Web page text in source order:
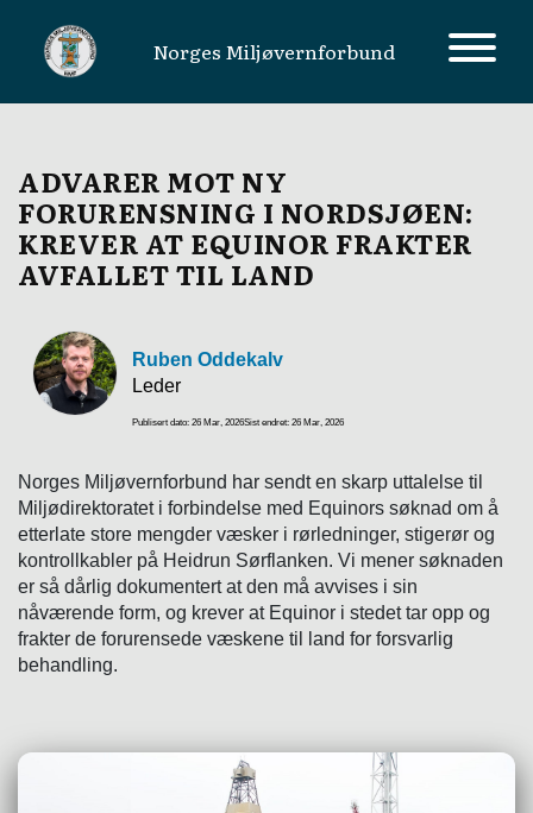
MAIN NAVIGATIONNorges Miljøvernforbund
ADVARER MOT NY
FORURENSNING I NORDSJØEN:
KREVER AT EQUINOR FRAKTER
AVFALLET TIL LAND
Ruben Oddekalv
Leder
Publisert dato: 26 Mar, 2026Sist endret: 26 Mar, 2026
Norges Miljøvernforbund har sendt en skarp uttalelse til
Miljødirektoratet i forbindelse med Equinors søknad om å
etterlate store mengder væsker i rørledninger, stigerør og
kontrollkabler på Heidrun Sørflanken. Vi mener søknaden
er så dårlig dokumentert at den må avvises i sin
nåværende form, og krever at Equinor i stedet tar opp og
frakter de forurensede væskene til land for forsvarlig
behandling.